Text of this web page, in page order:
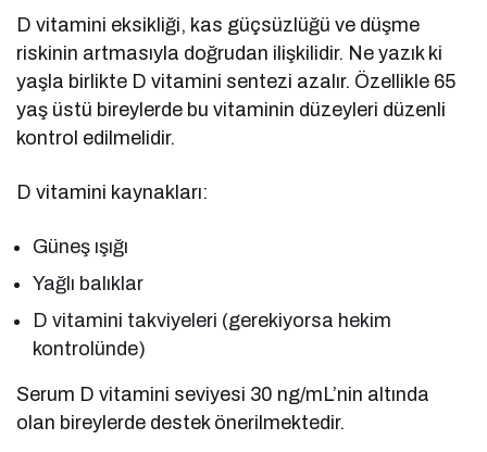
D vitamini eksikliği, kas güçsüzlüğü ve düşme
riskinin artmasıyla doğrudan ilişkilidir. Ne yazık ki
yaşla birlikte D vitamini sentezi azalır. Özellikle 65
yaş üstü bireylerde bu vitaminin düzeyleri düzenli
kontrol edilmelidir.
D vitamini kaynakları:
Güneş ışığı
Yağlı balıklar
D vitamini takviyeleri (gerekiyorsa hekim
kontrolünde)
Serum D vitamini seviyesi 30 ng/mL’nin altında
olan bireylerde destek önerilmektedir.